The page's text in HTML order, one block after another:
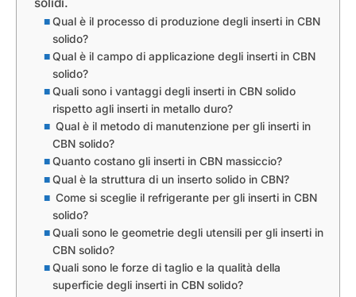
Qual è il processo di produzione degli inserti in CBN
solido?
Qual è il campo di applicazione degli inserti in CBN
solido?
Quali sono i vantaggi degli inserti in CBN solido
rispetto agli inserti in metallo duro?
Qual è il metodo di manutenzione per gli inserti in
CBN solido?
Quanto costano gli inserti in CBN massiccio?
Qual è la struttura di un inserto solido in CBN?
Come si sceglie il refrigerante per gli inserti in CBN
solido?
Quali sono le geometrie degli utensili per gli inserti in
CBN solido?
Quali sono le forze di taglio e la qualità della
superficie degli inserti in CBN solido?